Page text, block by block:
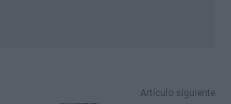
Artículo siguiente